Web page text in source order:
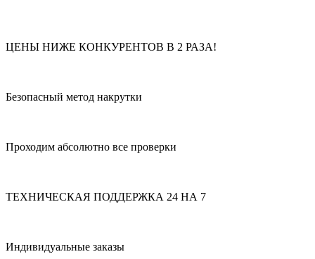
ЦЕНЫ НИЖЕ КОНКУРЕНТОВ В 2 РАЗА!
Безопасный метод накрутки
Проходим абсолютно все проверки
ТЕХНИЧЕСКАЯ ПОДДЕРЖКА 24 НА 7
Индивидуальные заказы